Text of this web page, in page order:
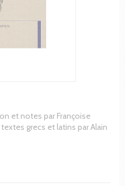
et notes par Françoise
grecs et latins par Alain